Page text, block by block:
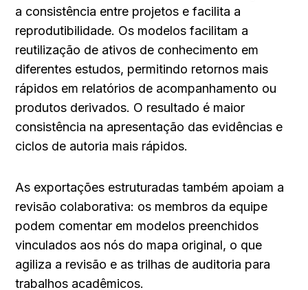
a consistência entre projetos e facilita a
reprodutibilidade. Os modelos facilitam a
reutilização de ativos de conhecimento em
diferentes estudos, permitindo retornos mais
rápidos em relatórios de acompanhamento ou
produtos derivados. O resultado é maior
consistência na apresentação das evidências e
ciclos de autoria mais rápidos.
As exportações estruturadas também apoiam a
revisão colaborativa: os membros da equipe
podem comentar em modelos preenchidos
vinculados aos nós do mapa original, o que
agiliza a revisão e as trilhas de auditoria para
trabalhos acadêmicos.